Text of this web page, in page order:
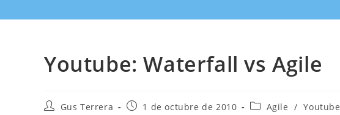
Youtube: Waterfall vs Agile
Gus Terrera 1 de octubre de 2010 Agile / Youtube